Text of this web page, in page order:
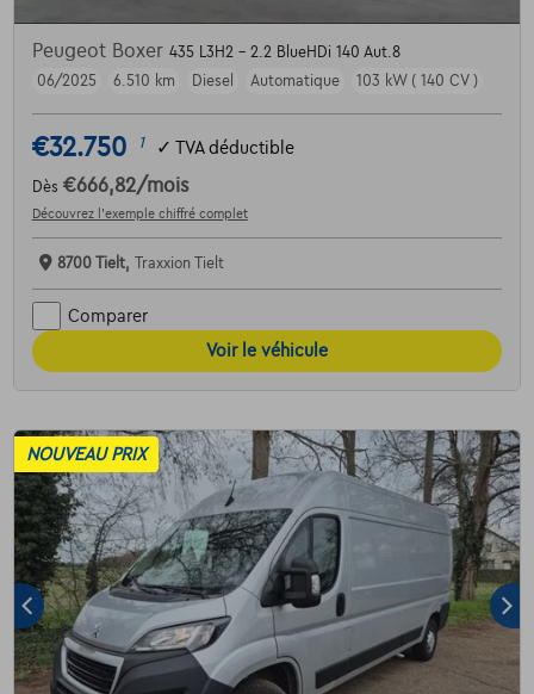
Peugeot Boxer 435 L3H2 - 2.2 BlueHDi 140 Aut.8
06/2025
6.510 km Diesel Automatique 103 kW ( 140 CV )
€32.750 1 ✓ TVA déductible
Dès €666,82/mois
Découvrez l’exemple chiffré complet
8700 Tielt, Traxxion Tielt
Comparer
Voir le véhicule
NOUVEAU PRIX